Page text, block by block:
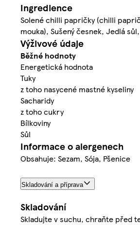
Ingredience
Solené chilli papričky (chilli
mouka), Sušený česnek, Jedlá
Výživové údaje
Běžné hodnoty
Energetická hodnota
Tuky
z toho nasycené mastné kyseliny
Sacharidy
z toho cukry
Bílkoviny
Sůl
Informace o alergenech
Obsahuje: Sezam, Sója, Pšenice
Skladování a příprava
Skladování
Skladujte v suchu, chraňte před